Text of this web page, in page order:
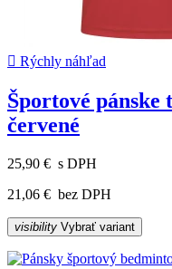
 Rýchly náhľad
Športové
červené
25,90 € s DPH
21,06 € bez DPH
visibility Vybrať variant